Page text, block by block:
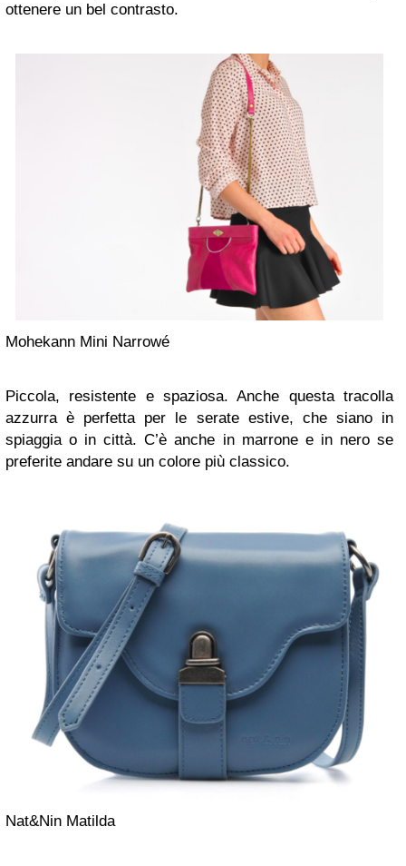
ottenere un bel contrasto.
Mohekann Mini Narrowé
Piccola, resistente e spaziosa. Anche questa tracolla
azzurra è perfetta per le serate estive, che siano in
spiaggia o in città. C’è anche in marrone e in nero se
preferite andare su un colore più classico.
Nat&Nin Matilda